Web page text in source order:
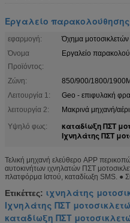
Εργαλείο παρακολούθησης
εφαρμογή:
Όχημα
Όνομα
Προϊόντος:
Εργαλείο
Ζώνη:
850/900/1800/
Λειτουργία 1:
Geo - επιφυλακή
λειτουργία 2:
Μακρινά μηχανή/
Υψηλό φως:
καταδίωξη ΠΣΤ
Ιχνηλάτης ΠΣΤ
Τελική μηχανή ελεύθερο APP
αυτοκινήτων ιχνηλατών ΠΣΤ
πλατφόρμα Ιστού, καταδίωξη SMS. ●
Ετικέττες: ιχνηλάτης
Ιχνηλάτης ΠΣΤ
καταδίωξη ΠΣΤ